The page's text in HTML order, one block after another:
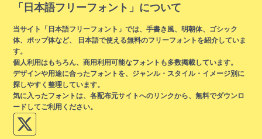
「日本語フリーフォント」について
当サイト「日本語フリーフォント」では、手書き風、明朝体、ゴシック
体、ポップ体など、 日本語で使える無料のフリーフォントを紹介していま
す。
個人利用はもちろん、商用利用可能なフォントも多数掲載しています。
デザインや用途に合ったフォントを、ジャンル・スタイル・イメージ別に
探しやすく整理しています。
気に入ったフォントは、各配布元サイトへのリンクから、無料でダウンロ
ードしてご利用ください。